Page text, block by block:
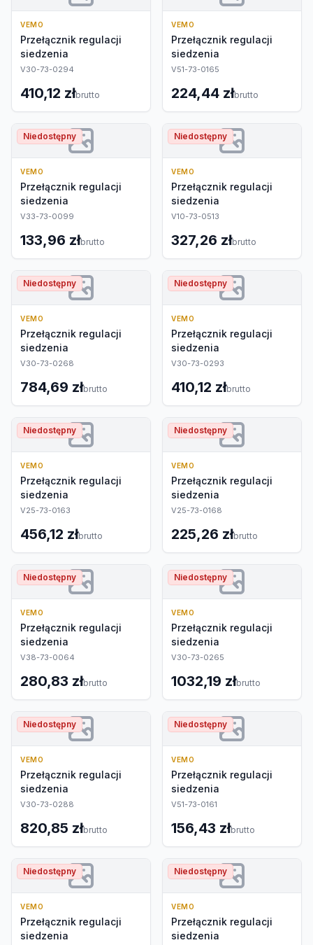
VEMO
Przełącznik regulacji
siedzenia
V30-73-0294
410,12 złbrutto
VEMO
Przełącznik regulacji
siedzenia
V51-73-0165
224,44 złbrutto
Niedostępny
VEMO
Przełącznik regulacji
siedzenia
V33-73-0099
133,96 złbrutto
Niedostępny
VEMO
Przełącznik regulacji
siedzenia
V10-73-0513
327,26 złbrutto
Niedostępny
VEMO
Przełącznik regulacji
siedzenia
V30-73-0268
784,69 złbrutto
Niedostępny
VEMO
Przełącznik regulacji
siedzenia
V30-73-0293
410,12 złbrutto
Niedostępny
VEMO
Przełącznik regulacji
siedzenia
V25-73-0163
456,12 złbrutto
Niedostępny
VEMO
Przełącznik regulacji
siedzenia
V25-73-0168
225,26 złbrutto
Niedostępny
VEMO
Przełącznik regulacji
siedzenia
V38-73-0064
280,83 złbrutto
Niedostępny
VEMO
Przełącznik regulacji
siedzenia
V30-73-0265
1032,19 złbrutto
Niedostępny
VEMO
Przełącznik regulacji
siedzenia
V30-73-0288
820,85 złbrutto
Niedostępny
VEMO
Przełącznik regulacji
siedzenia
V51-73-0161
156,43 złbrutto
Niedostępny
VEMO
Przełącznik regulacji
siedzenia
Niedostępny
VEMO
Przełącznik regulacji
siedzenia